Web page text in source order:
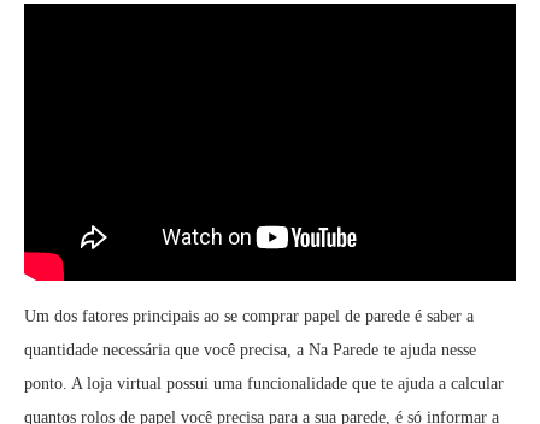
Um dos fatores principais ao se comprar papel de parede é saber a
quantidade necessária que você precisa, a Na Parede te ajuda nesse
ponto. A loja virtual possui uma funcionalidade que te ajuda a calcular
quantos rolos de papel você precisa para a sua parede, é só informar a